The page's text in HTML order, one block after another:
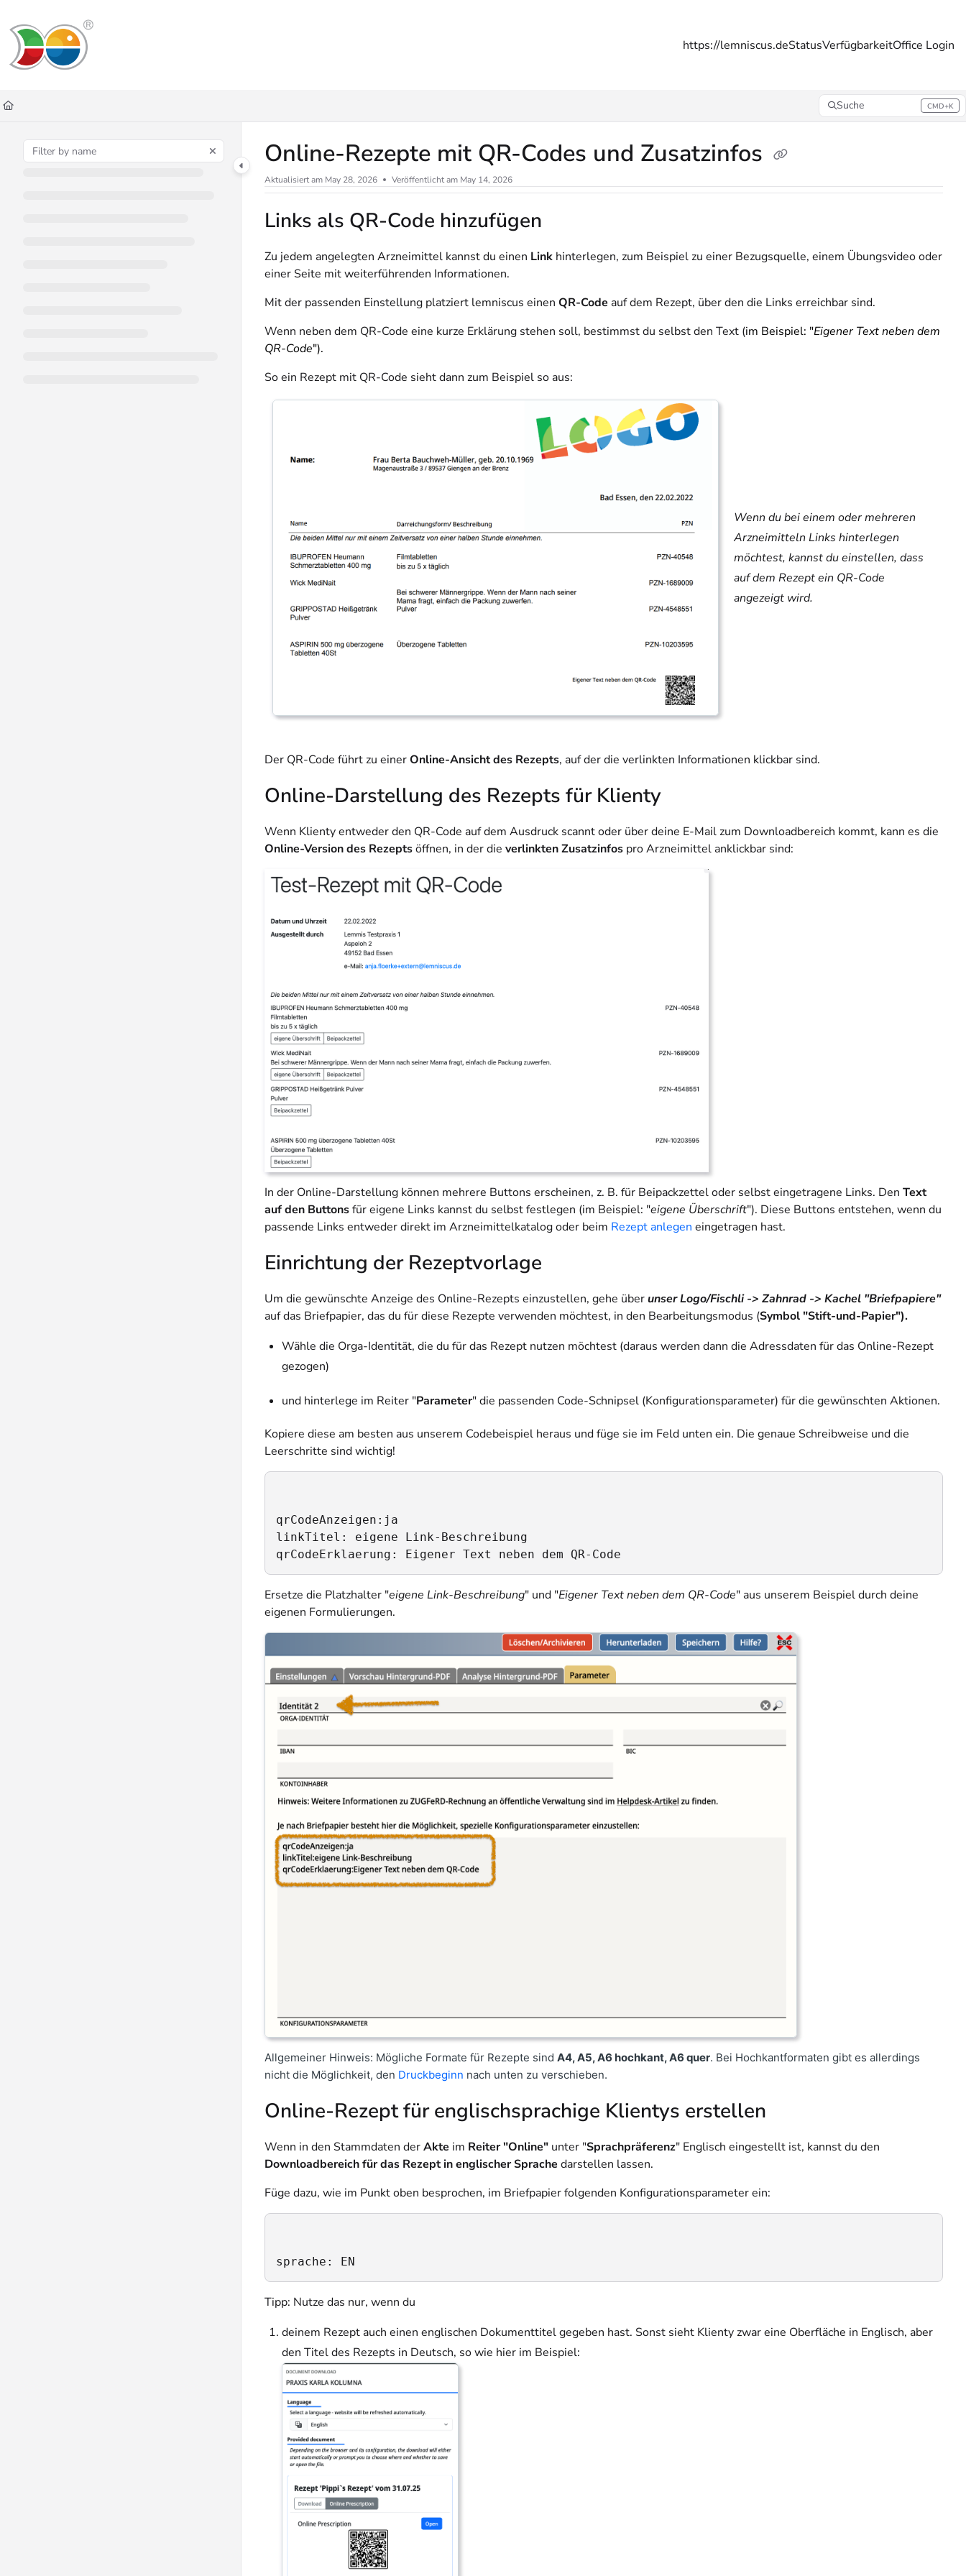
Fetch the complete documentation index at:
Use this file to discover all available pages before exploring further.
https://lemniscus.deStatusVerfügbarkeitOffice Login
Suche CMD+K
Press CMD+K to open search
Online-Rezepte mit QR-Codes und Zusatzinfos
Aktualisiert am May 28, 2026 Veröffentlicht am May 14, 2026
Links als QR-Code hinzufügen
Zu jedem angelegten Arzneimittel kannst du einen Link hinterlegen, zum Beispiel zu einer Bezugsquelle, einem Übungsvideo oder
einer Seite mit weiterführenden Informationen.
Mit der passenden Einstellung platziert lemniscus einen QR-Code auf dem Rezept, über den die Links erreichbar sind.
Wenn neben dem QR-Code eine kurze Erklärung stehen soll, bestimmst du selbst den Text (im Beispiel: "Eigener Text neben dem
QR-Code").
So ein Rezept mit QR-Code sieht dann zum Beispiel so aus:
Wenn du bei einem oder mehreren
Arzneimitteln Links hinterlegen
möchtest, kannst du einstellen, dass
auf dem Rezept ein QR-Code
angezeigt wird.
Der QR-Code führt zu einerOnline-Ansicht des Rezepts, auf der die verlinkten Informationen klickbar sind.
Online-Darstellung des Rezepts für Klienty
Wenn Klienty entweder den QR-Code auf dem Ausdruck scannt oder über deine E-Mail zum Downloadbereich kommt, kann es die
Online-Version des Rezeptsöffnen, in der die verlinkten Zusatzinfos pro Arzneimittel anklickbar sind:
In der Online-Darstellung können mehrere Buttons erscheinen, z. B. für Beipackzettel oder selbst eingetragene Links. Den Text
auf den Buttonsfür eigene Links kannst du selbst festlegen (im Beispiel: "eigene Überschrift"). Diese Buttons entstehen, wenn du
passende Links entweder direkt im Arzneimittelkatalog oder beim Rezept anlegen eingetragen hast.
Einrichtung der Rezeptvorlage
Um die gewünschte Anzeige des Online-Rezepts einzustellen, gehe überunser Logo/Fischli -> Zahnrad -> Kachel "Briefpapiere"
auf das Briefpapier, das du für diese Rezepte verwenden möchtest, in den Bearbeitungsmodus (Symbol "Stift-und-Papier").
Wähle die Orga-Identität, die du für das Rezept nutzen möchtest (daraus werden dann die Adressdaten für das Online-Rezept
gezogen)
und hinterlege im Reiter "Parameter" die passenden Code-Schnipsel (Konfigurationsparameter) für die gewünschten Aktionen.
Kopiere diese am besten aus unserem Codebeispiel heraus und füge sie im Feld unten ein. Die genaue Schreibweise und die
Leerschritte sind wichtig!
qrCodeAnzeigen:ja
linkTitel: eigene Link-Beschreibung
qrCodeErklaerung: Eigener Text neben dem QR-Code
Ersetze die Platzhalter "eigene Link-Beschreibung" und "Eigener Text neben dem QR-Code" aus unserem Beispiel durch deine
eigenen Formulierungen.
Allgemeiner Hinweis: Mögliche Formate für Rezepte sind A4, A5, A6 hochkant, A6 quer. Bei Hochkantformaten gibt es allerdings
nicht die Möglichkeit, den Druckbeginn nach unten zu verschieben.
Online-Rezept für englischsprachige Klientys erstellen
Wenn in den Stammdaten derAkte im Reiter "Online" unter "Sprachpräferenz" Englisch eingestellt ist, kannst du den
Downloadbereich für das Rezept in englischer Sprache darstellen lassen.
Füge dazu, wie im Punkt oben besprochen, im Briefpapier folgenden Konfigurationsparameter ein:
sprache: EN
Tipp: Nutze das nur, wenn du
deinem Rezept auch einen englischen Dokumenttitel gegeben hast. Sonst sieht Klienty zwar eine Oberfläche in Englisch, aber
den Titel des Rezepts in Deutsch, so wie hier im Beispiel: